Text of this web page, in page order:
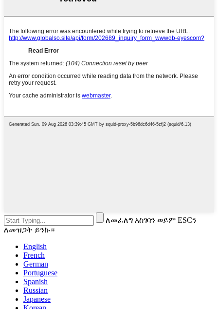
ለመፈለግ አስገባን ወይም ESCን
ለመዝጋት ይንኩ።
English
French
German
Portuguese
Spanish
Russian
Japanese